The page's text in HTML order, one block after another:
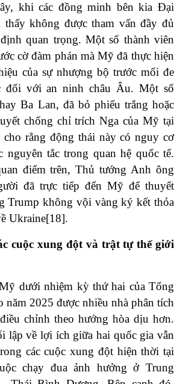
khi các đồng minh bên kia Đại
thấy không được tham vấn đầy đủ
quan trọng. Một số thành viên
cờ đàm phán mà Mỹ đã thực hiện
của sự nhượng bộ trước mối đe
đối với an ninh châu Âu. Một số
Ba Lan, đã bỏ phiếu trắng hoặc
chống chỉ trích Nga của Mỹ tại
rằng động thái này có nguy cơ
nguyên tắc trong quan hệ quốc tế.
điểm trên, Thủ tướng Anh ông
đã trực tiếp đến Mỹ để thuyết
Trump không vội vàng ký kết thỏa
Ukraine[18].
cuộc xung đột và trật tự thế giới
dưới nhiệm kỳ thứ hai của Tổng
năm 2025 được nhiều nhà phân tích
chỉnh theo hướng hòa dịu hơn.
lập về lợi ích giữa hai quốc gia vẫn
các cuộc xung đột hiện thời tại
chạy đua ảnh hưởng ở Trung